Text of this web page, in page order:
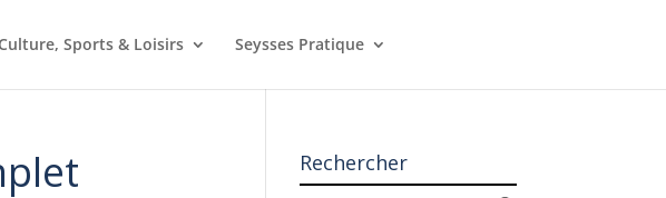
Culture, Sports & Loisirs Seysses Pratique
Rechercher